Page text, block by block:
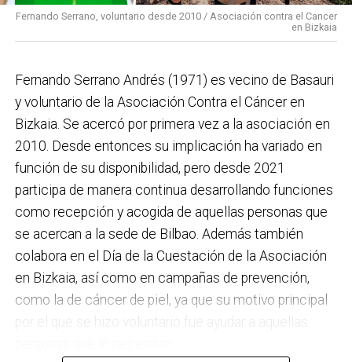
Fernando Serrano, voluntario desde 2010 / Asociación contra el Cancer
en Bizkaia
Fernando Serrano Andrés (1971) es vecino de Basauri
y voluntario de la Asociación Contra el Cáncer en
Bizkaia. Se acercó por primera vez a la asociación en
2010. Desde entonces su implicación ha variado en
función de su disponibilidad, pero desde 2021
participa de manera continua desarrollando funciones
como recepción y acogida de aquellas personas que
se acercan a la sede de Bilbao. Además también
colabora en el Día de la Cuestación de la Asociación
en Bizkaia, así como en campañas de prevención,
como la de cáncer de piel, ya que su motivo principal